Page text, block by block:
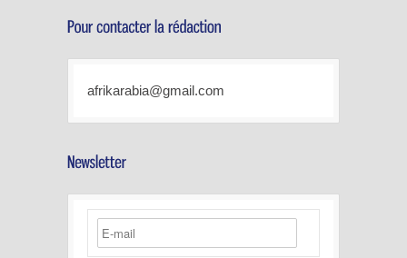
afrikarabia@gmail.com